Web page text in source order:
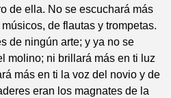
de ella. No se escuchará más
de flautas y trompetas.
de ningún arte; y ya no se
molino; ni brillará más en ti luz
más en ti la voz del novio y de
eran los magnates de la